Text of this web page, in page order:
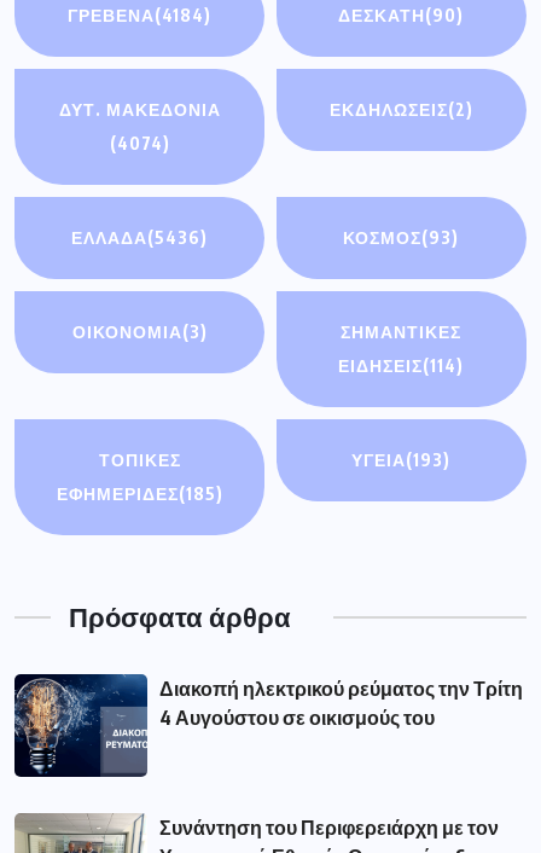
ΓΡΕΒΕΝΑ(4184) ΔΕΣΚΑΤΗ(90)
ΔΥΤ. ΜΑΚΕΔΟΝΙΑ
(4074)
ΕΚΔΗΛΩΣΕΙΣ(2)
ΕΛΛΑΔΑ(5436) ΚΟΣΜΟΣ(93)
ΟΙΚΟΝΟΜΊΑ(3)
ΣΗΜΑΝΤΙΚΈΣ
ΕΙΔΉΣΕΙΣ(114)
ΤΟΠΙΚΕΣ
ΕΦΗΜΕΡΙΔΕΣ(185)
ΥΓΕΙΑ(193)
Πρόσφατα άρθρα
Διακοπή ηλεκτρικού ρεύματος την Τρίτη
4 Αυγούστου σε οικισμούς του
Συνάντηση του Περιφερειάρχη με τον